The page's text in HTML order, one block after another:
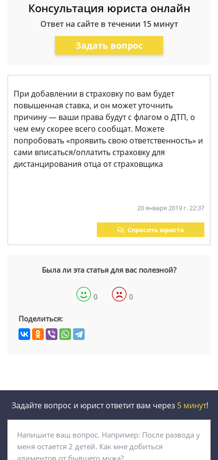
Консультация юриста онлайн
Ответ на сайте в течении 15 минут
Задать вопрос
При добавлении в страховку по вам будет
повышенная ставка, и он может уточнить
причину — ваши права будут с флагом о ДТП, о
чем ему скорее всего сообщат. Можете
попробовать «проявить свою ответственность» и
сами вписаться/оплатить страховку для
дистанцирования отца от страховщика
20 января 2019 г. 22:37
Спросить юриста
Была ли эта статья для вас полезной?
0 0
Поделиться:
Задайте вопрос и юрист ответит вам через 5 минут!